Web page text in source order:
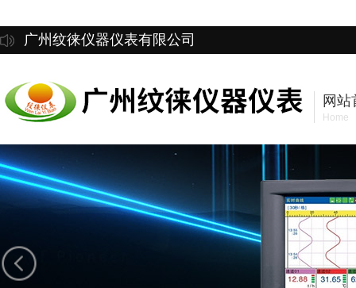
广州纹徕仪器仪表有限公司
网站
Home